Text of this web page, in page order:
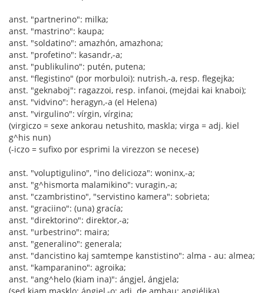
anst. "partnerino": milka;
anst. "mastrino": kaupa;
anst. "soldatino": amazhón, amazhona;
anst. "profetino": kasandr,-a;
anst. "publikulino": putén, putena;
anst. "flegistino" (por morbuloi): nutrish,-a, resp. flegejka;
anst. "geknaboj": ragazzoi, resp. infanoi, (mejdai kai knaboi);
anst. "vidvino": heragyn,-a (el Helena)
anst. "virgulino": vírgin, vírgina;
(virgiczo = sexe ankorau netushito, maskla; virga = adj. kiel
g^his nun)
(-iczo = sufixo por esprimi la virezzon se necese)
anst. "voluptigulino", "ino delicioza": woninx,-a;
anst. "g^hismorta malamikino": vuragin,-a;
anst. "czambristino", "servistino kamera": sobrieta;
anst. "graciino": (una) gracía;
anst. "direktorino": direktor,-a;
anst. "urbestrino": maira;
anst. "generalino": generala;
anst. "dancistino kaj samtempe kanstistino": alma - au: almea;
anst. "kamparanino": agroika;
anst. "ang^helo (kiam ina)": ángjel, ángjela;
(sed kiam masklo: ángjel,-o; adj. de ambau: angjélika)